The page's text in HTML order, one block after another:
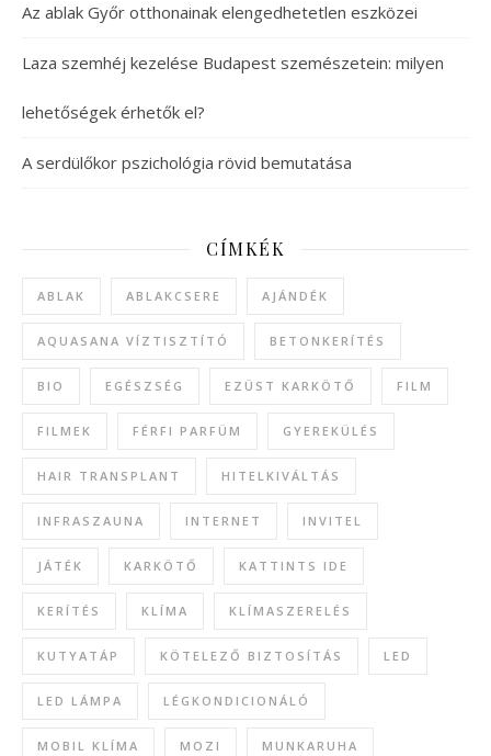
Az ablak Győr otthonainak elengedhetetlen eszközei
Laza szemhéj kezelése Budapest szemészetein: milyen
lehetőségek érhetők el?
A serdülőkor pszichológia rövid bemutatása
CÍMKÉK
ABLAK ABLAKCSERE AJÁNDÉK
AQUASANA VÍZTISZTÍTÓ BETONKERÍTÉS
BIO EGÉSZSÉG EZÜST KARKÖTŐ FILM
FILMEK FÉRFI PARFÜM GYEREKÜLÉS
HAIR TRANSPLANT HITELKIVÁLTÁS
INFRASZAUNA INTERNET INVITEL
JÁTÉK KARKÖTŐ KATTINTS IDE
KERÍTÉS KLÍMA KLÍMASZERELÉS
KUTYATÁP KÖTELEZŐ BIZTOSÍTÁS LED
LED LÁMPA LÉGKONDICIONÁLÓ
MOBIL KLÍMA MOZI MUNKARUHA